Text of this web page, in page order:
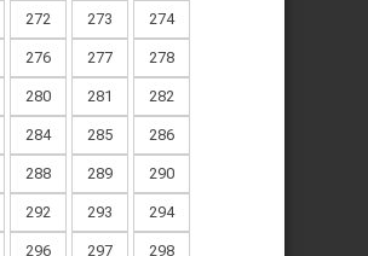
272 273 274
276 277 278
280 281 282
284 285 286
288 289 290
292 293 294
296 297 298